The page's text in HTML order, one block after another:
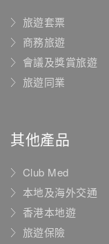
旅遊套票
商務旅遊
會議及獎賞旅遊
旅遊同業
其他產品
Club Med
本地及海外交通
香港本地遊
旅遊保險